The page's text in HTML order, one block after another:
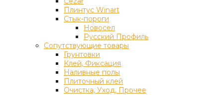
Плинтус Winart
Стык-пороги
Новосел
Русский Профиль
Сопутствующие товары
Грунтовки
Клей, Фиксация
Наливные полы
Плиточный клей
Очистка, Уход, Прочее